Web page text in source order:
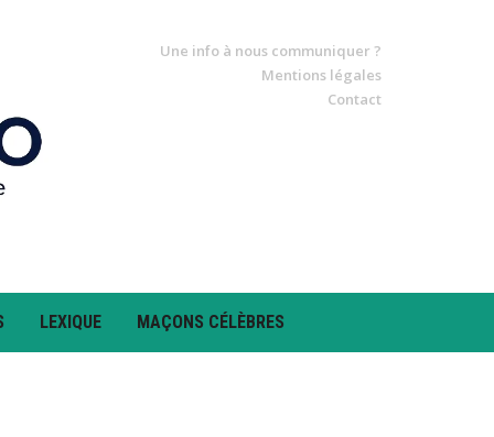
Une info à nous communiquer ?
Mentions légales
Contact
LEXIQUE MAÇONS CÉLÈBRES